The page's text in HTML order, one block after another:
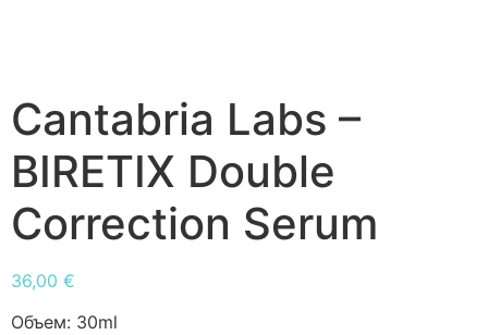
Cantabria Labs –
BIRETIX Double
Correction Serum
36,00 €
Объем: 30ml